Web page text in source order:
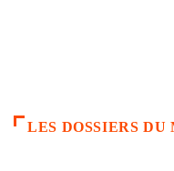
LES DOSSIERS